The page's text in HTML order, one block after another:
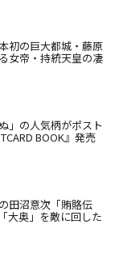
初の巨大都城・藤原
女帝・持統天皇の凄
」の人気柄がポスト
BOOK』発売
田沼意次「賄賂伝
大奥」を敵に回した